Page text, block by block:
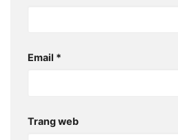
Email *
Trang web